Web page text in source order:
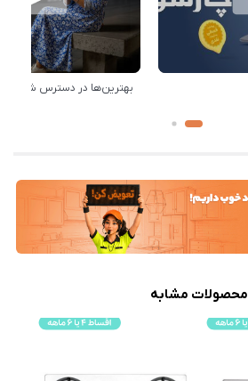
بهترین‌ها در دسترس
محصولات مشابه